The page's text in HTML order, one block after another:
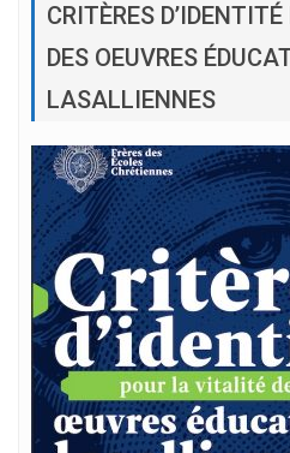
CRITÈRES
DES OEUVRES
LASALLIENNES